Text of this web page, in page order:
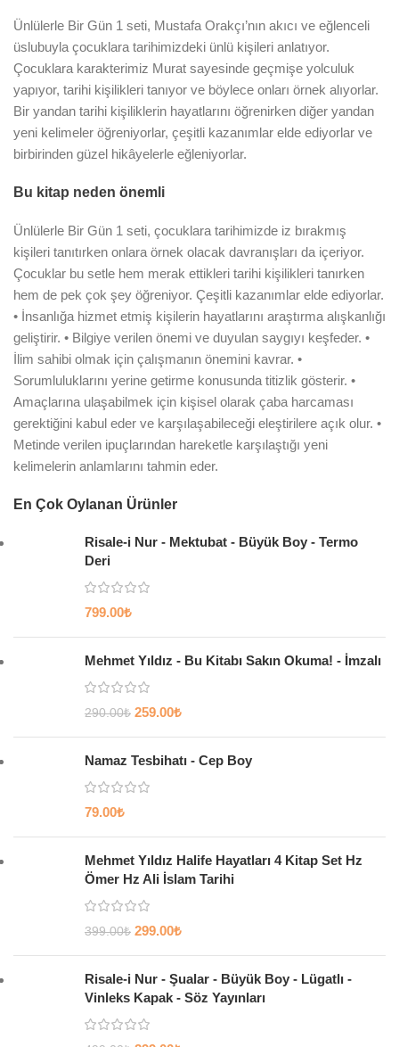
Ünlülerle Bir Gün 1 seti, Mustafa Orakçı’nın akıcı ve eğlenceli
üslubuyla çocuklara tarihimizdeki ünlü kişileri anlatıyor.
Çocuklara karakterimiz Murat sayesinde geçmişe yolculuk
yapıyor, tarihi kişilikleri tanıyor ve böylece onları örnek alıyorlar.
Bir yandan tarihi kişiliklerin hayatlarını öğrenirken diğer yandan
yeni kelimeler öğreniyorlar, çeşitli kazanımlar elde ediyorlar ve
birbirinden güzel hikâyelerle eğleniyorlar.
Bu kitap neden önemli
Ünlülerle Bir Gün 1 seti, çocuklara tarihimizde iz bırakmış
kişileri tanıtırken onlara örnek olacak davranışları da içeriyor.
Çocuklar bu setle hem merak ettikleri tarihi kişilikleri tanırken
hem de pek çok şey öğreniyor. Çeşitli kazanımlar elde ediyorlar.
• İnsanlığa hizmet etmiş kişilerin hayatlarını araştırma alışkanlığı
geliştirir. • Bilgiye verilen önemi ve duyulan saygıyı keşfeder. •
İlim sahibi olmak için çalışmanın önemini kavrar. •
Sorumluluklarını yerine getirme konusunda titizlik gösterir. •
Amaçlarına ulaşabilmek için kişisel olarak çaba harcaması
gerektiğini kabul eder ve karşılaşabileceği eleştirilere açık olur. •
Metinde verilen ipuçlarından hareketle karşılaştığı yeni
kelimelerin anlamlarını tahmin eder.
En Çok Oylanan Ürünler
Risale-i Nur - Mektubat - Büyük Boy - Termo
Deri
799.00₺
Mehmet Yıldız - Bu Kitabı Sakın Okuma! - İmzalı
290.00₺ 259.00₺
Namaz Tesbihatı - Cep Boy
79.00₺
Mehmet Yıldız Halife Hayatları 4 Kitap Set Hz
Ömer Hz Ali İslam Tarihi
399.00₺ 299.00₺
Risale-i Nur - Şualar - Büyük Boy - Lügatlı -
Vinleks Kapak - Söz Yayınları